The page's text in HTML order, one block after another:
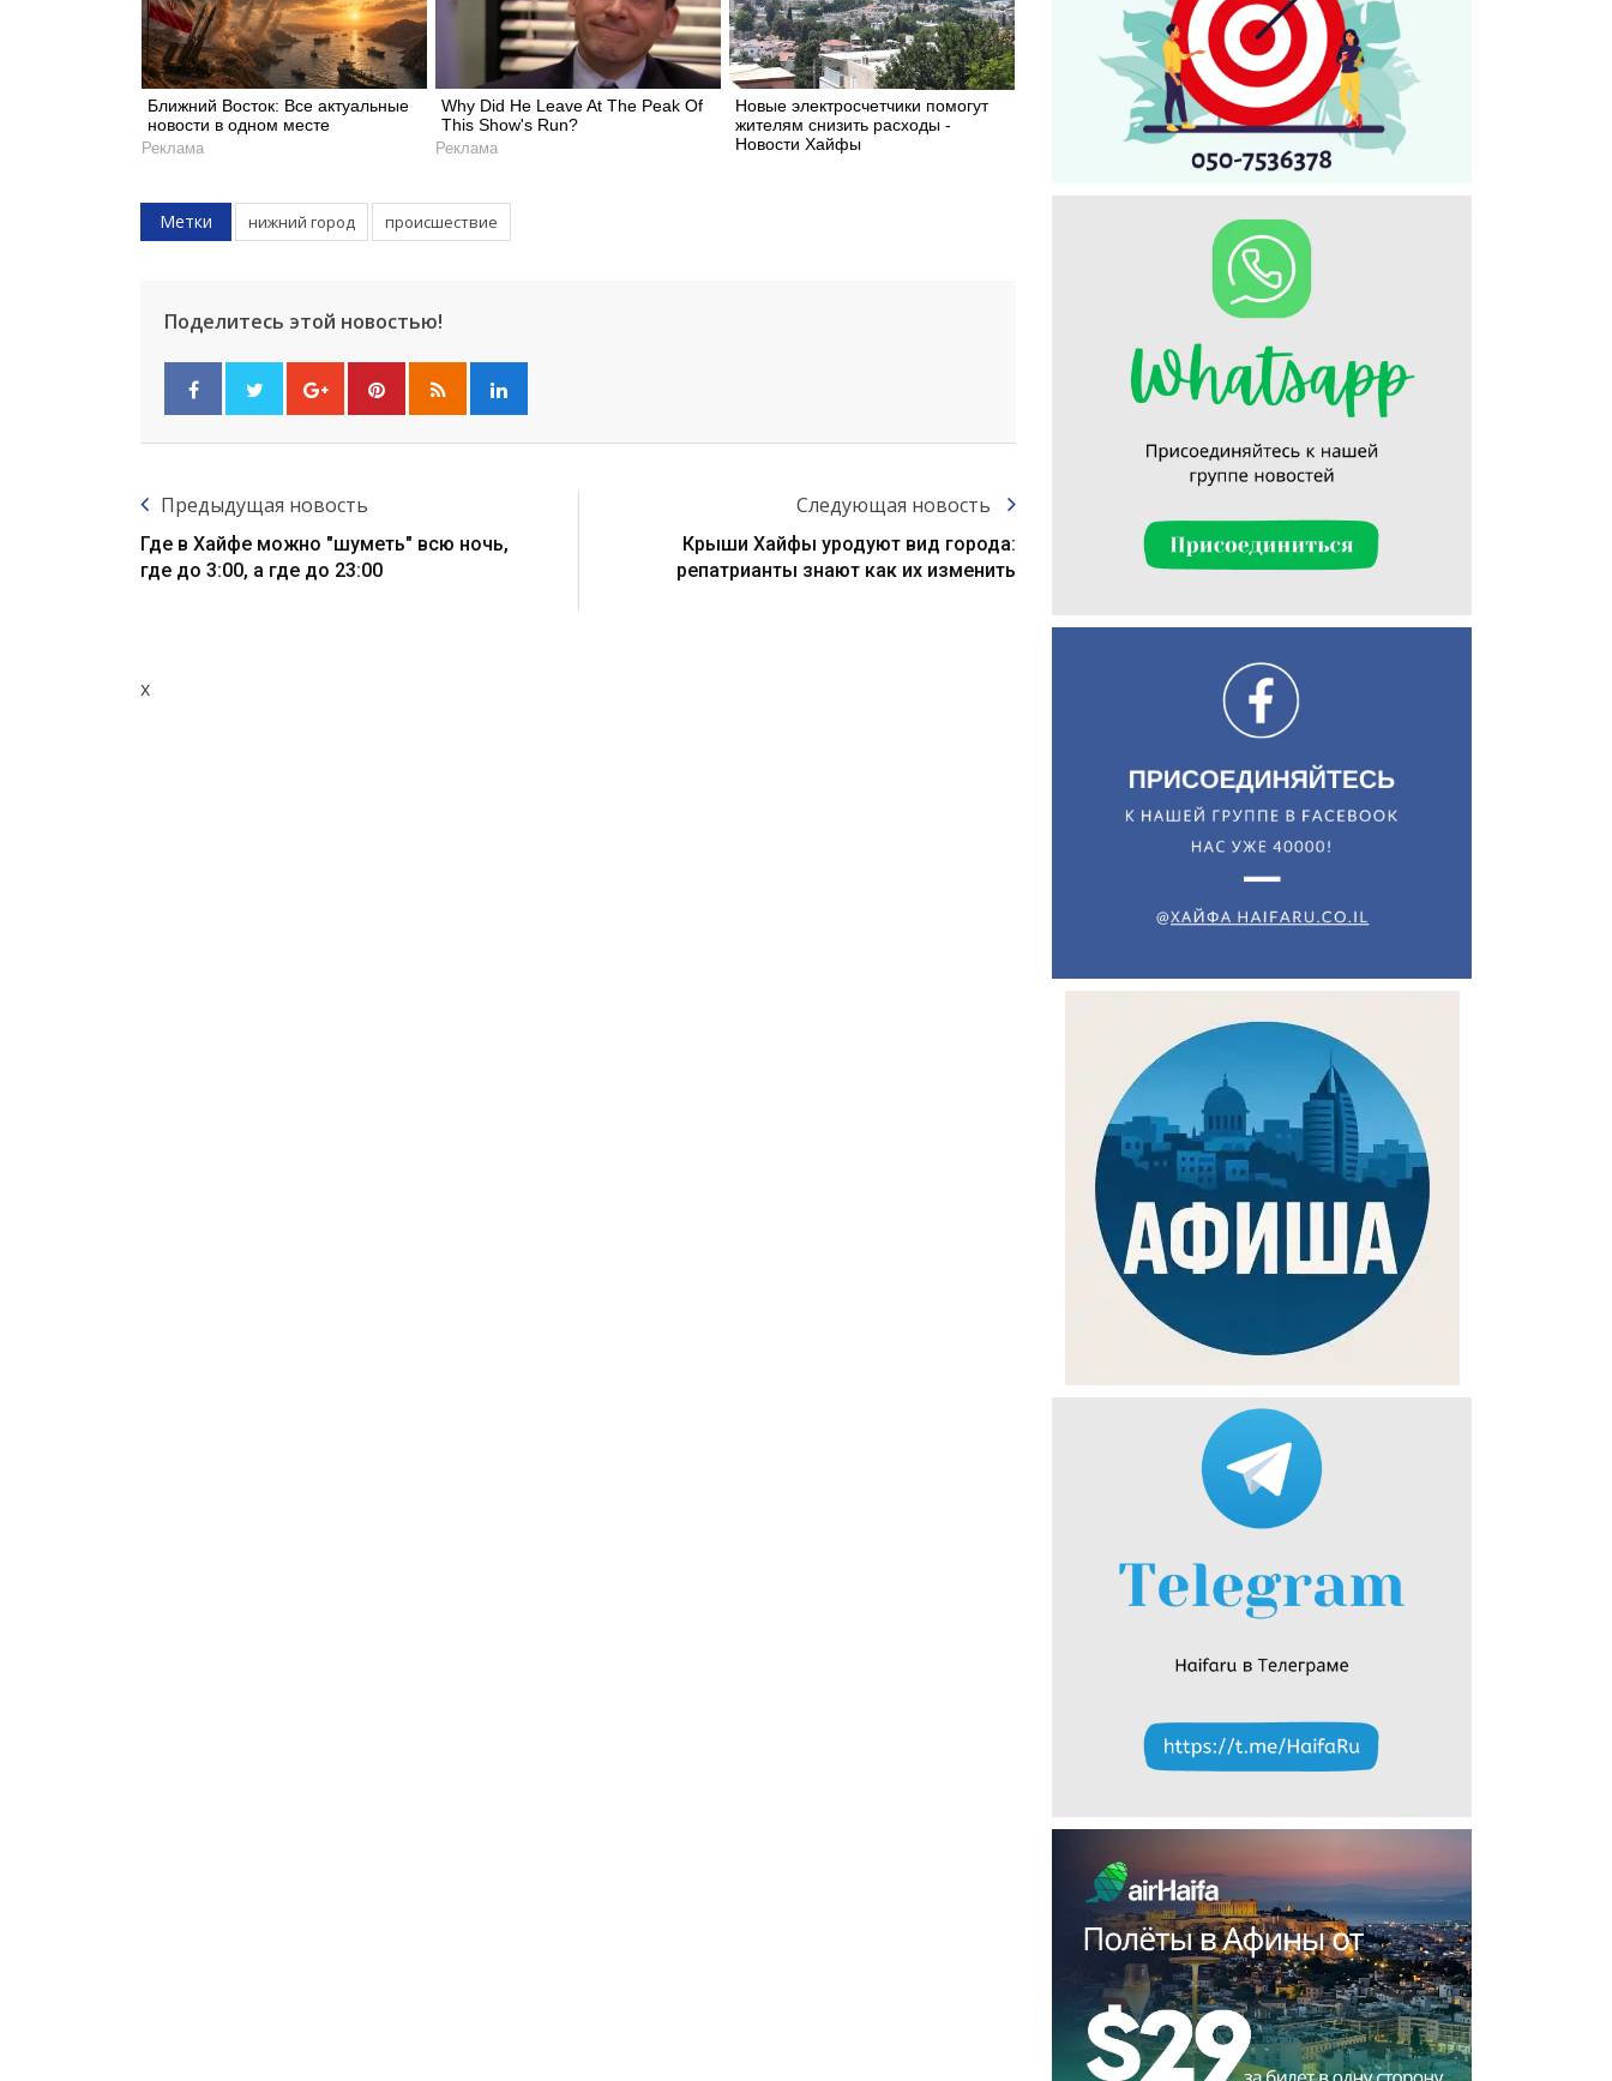
Искать
Ближний Восток: Все актуальные
новости в одном месте
Реклама
Why Did He Leave At The Peak Of
This Show's Run?
Реклама
Новые электросчетчики помогут
жителям снизить расходы -
Новости Хайфы
Метки нижний город происшествие
Поделитесь этой новостью!
Предыдущая новость
Где в Хайфе можно "шуметь" всю ночь,
где до 3:00, а где до 23:00
Следующая новость
Крыши Хайфы уродуют вид города:
репатрианты знают как их изменить
x